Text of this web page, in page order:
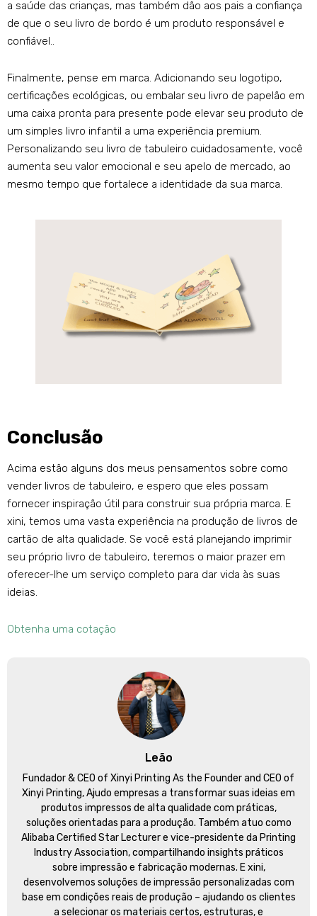
a saúde das crianças, mas também dão aos pais a confiança
de que o seu livro de bordo é um produto responsável e
confiável..
Finalmente, pense em marca. Adicionando seu logotipo,
certificações ecológicas, ou embalar seu livro de papelão em
uma caixa pronta para presente pode elevar seu produto de
um simples livro infantil a uma experiência premium.
Personalizando seu livro de tabuleiro cuidadosamente, você
aumenta seu valor emocional e seu apelo de mercado, ao
mesmo tempo que fortalece a identidade da sua marca.
Conclusão
Acima estão alguns dos meus pensamentos sobre como
vender livros de tabuleiro, e espero que eles possam
fornecer inspiração útil para construir sua própria marca. E
xini, temos uma vasta experiência na produção de livros de
cartão de alta qualidade. Se você está planejando imprimir
seu próprio livro de tabuleiro, teremos o maior prazer em
oferecer-lhe um serviço completo para dar vida às suas
ideias.
Obtenha uma cotação
Leão
Fundador &CEO of Xinyi Printing As the Founder and CEO of
Xinyi Printing, Ajudo empresas a transformar suas ideias em
produtos impressos de alta qualidade com práticas,
soluções orientadas para a produção. Também atuo como
Alibaba Certified Star Lecturer e vice-presidente da Printing
Industry Association, compartilhando insights práticos
sobre impressão e fabricação modernas. E xini,
desenvolvemos soluções de impressão personalizadas com
base em condições reais de produção – ajudando os clientes
a selecionar os materiais certos, estruturas, e